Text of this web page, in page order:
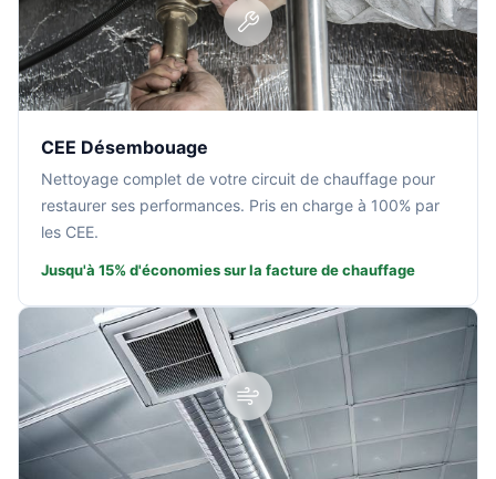
CEE Désembouage
Nettoyage complet de votre circuit de chauffage pour
restaurer ses performances. Pris en charge à 100% par
les CEE.
Jusqu'à 15% d'économies sur la facture de chauffage